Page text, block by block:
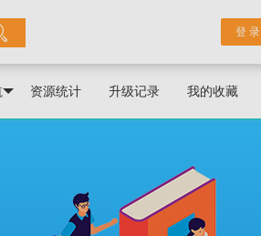
登 录
资源统计 升级记录 我的收藏